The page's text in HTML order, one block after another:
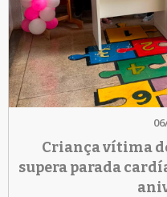
Criança vítima
supera parada